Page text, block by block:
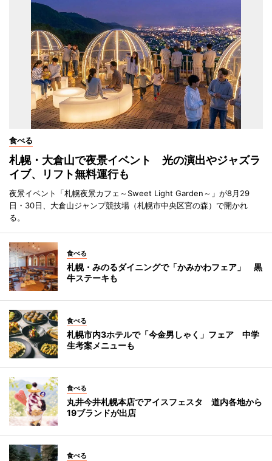
食べる
札幌・大倉山で夜景イベント 光の演出やジャズラ
イブ、リフト無料運行も
夜景イベント「札幌夜景カフェ～Sweet Light Garden～」が8月29
日・30日、大倉山ジャンプ競技場（札幌市中央区宮の森）で開かれ
る。
食べる
札幌・みのるダイニングで「かみかわフェア」 黒
牛ステーキも
食べる
札幌市内3ホテルで「今金男しゃく」フェア 中学
生考案メニューも
食べる
丸井今井札幌本店でアイスフェスタ 道内各地から
19ブランドが出店
食べる